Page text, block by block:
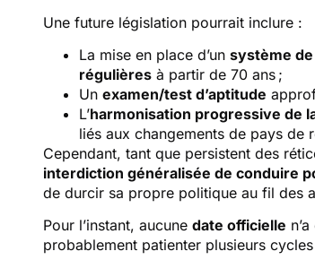
Une future législation pourrait inclure :
La mise en place d’un système
régulières à partir de 70 ans ;
Un examen/test d’aptitude
L’harmonisation progressive de
liés aux changements de pays de
Cependant, tant que persistent des
interdiction généralisée de conduire
de durcir sa propre politique au fil des
Pour l’instant, aucune date officielle
probablement patienter plusieurs